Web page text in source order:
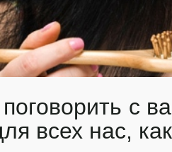
с
всех нас,